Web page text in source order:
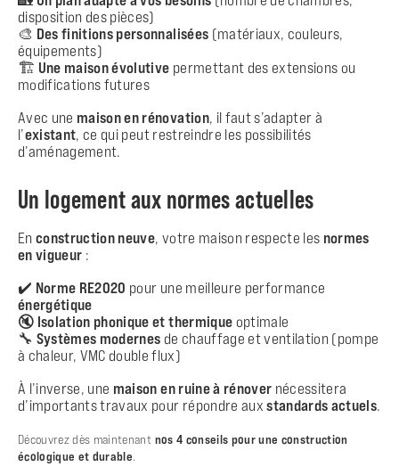
disposition des pièces)
🎨 Des finitions personnalisées (matériaux, couleurs,
équipements)
🏗️ Une maison évolutive permettant des extensions ou
modifications futures
Avec une maison en rénovation, il faut s’adapter à
l’existant, ce qui peut restreindre les possibilités
d’aménagement.
Un logement aux normes actuelles
Enconstruction neuve, votre maison respecte les normes
en vigueur :
✔️ Norme RE2020 pour une meilleure performance
énergétique
🔇 Isolation phonique et thermique optimale
🔧 Systèmes modernes de chauffage et ventilation (pompe
à chaleur, VMC double flux)
À l’inverse, une maison en ruine à rénover nécessitera
d’importants travaux pour répondre auxstandards actuels.
Découvrez dès maintenant nos 4 conseils pour une construction
écologique et durable.